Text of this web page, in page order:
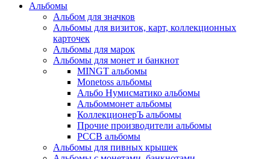
Альбомы
Альбом для значков
Альбомы для визиток, карт, коллекционных
карточек
Альбомы для марок
Альбомы для монет и банкнот
MINGT альбомы
Monetoss альбомы
Альбо Нумисматико альбомы
Альбоммонет альбомы
КоллекционерЪ альбомы
Прочие производители альбомы
РССВ альбомы
Альбомы для пивных крышек